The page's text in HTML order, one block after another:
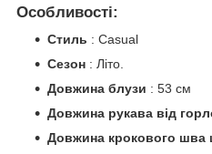
Особливості:
Стиль : Casual
Сезон : Літо.
Довжина блузи : 53 см
Довжина рукава від
Довжина крокового шва